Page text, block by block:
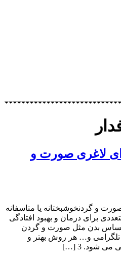
لاغری صورت و
و گردنخوشبختانه یا متاسفانه
برای درمان و بهبود افتادگی
بدن مثل صورت و گردن
تلگرامی و… هر روش بهتر و
شود. 3 […]